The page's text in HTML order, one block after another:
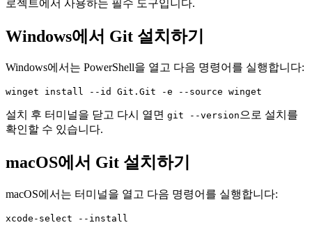
로젝트에서 사용하는 필수 도구입니다.
Windows에서 Git 설치하기
Windows에서는 PowerShell을 열고 다음 명령어를 실행합니다:
설치 후 터미널을 닫고 다시 열면 git --version으로 설치를
확인할 수 있습니다.
macOS에서 Git 설치하기
macOS에서는 터미널을 열고 다음 명령어를 실행합니다: